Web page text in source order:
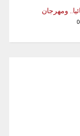
سينمائيا.. ومهرجان